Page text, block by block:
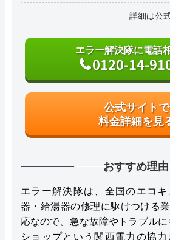
詳細は公
エラー解決隊に電話
0120-14-
公式サイトで
料金詳細を見
おすすめ理由
エラー解決隊は、全国のエコ
器・給湯器の修理に駆けつける
応なので、急な故障やトラブル
ショップという関西電力の協力